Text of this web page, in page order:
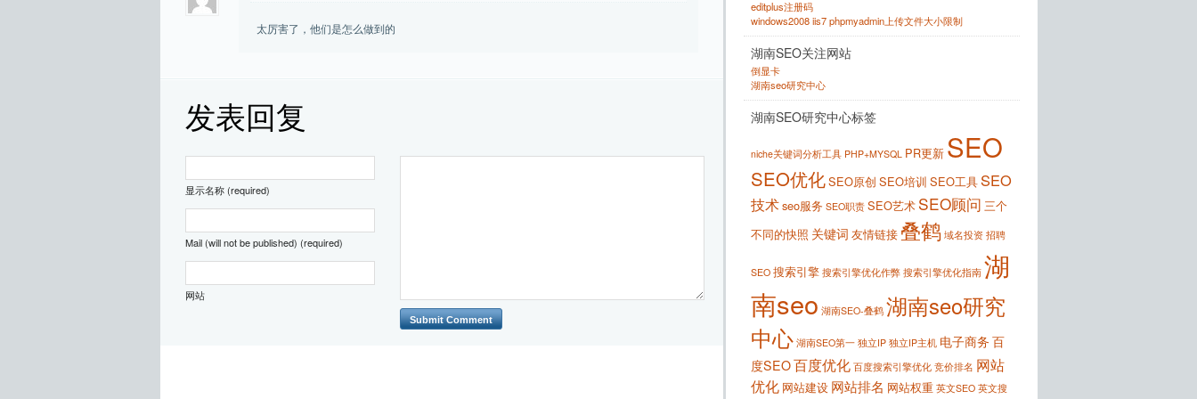
太厉害了，他们是怎么做到的
发表回复
显示名称 (required)
Mail (will not be published) (required)
网站
editplus注册码
windows2008 iis7 phpmyadmin上传文件大小限制
湖南SEO关注网站
倒显卡
湖南seo研究中心
湖南SEO研究中心标签
niche关键词分析工具 PHP+MYSQL PR更新 SEO
SEO优化SEO原创 SEO培训 SEO工具 SEO
技术seo服务 SEO职责 SEO艺术 SEO顾问 三个
不同的快照 关键词 友情链接 叠鹤 域名投资 招聘
SEO 搜索引擎 搜索引擎优化作弊 搜索引擎优化指南 湖
南seo 湖南SEO-叠鹤 湖南seo研究
中心 湖南SEO第一 独立IP 独立IP主机 电子商务 百
度SEO百度优化 百度搜索引擎优化 竞价排名 网站
优化 网站建设 网站排名 网站权重 英文SEO 英文搜